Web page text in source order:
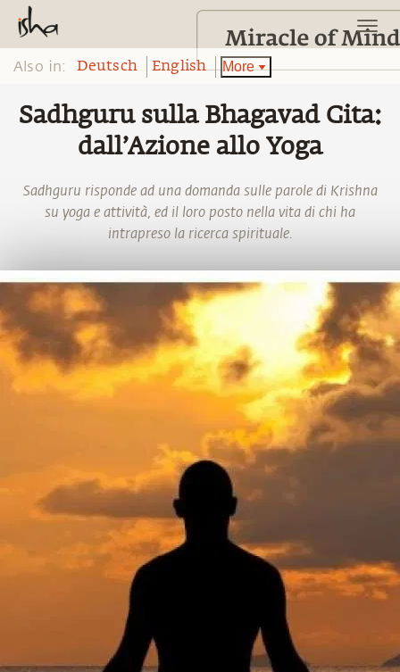
Also in: Deutsch English More
Sadhguru sulla Bhagavad Gita:
dall’Azione allo Yoga
Sadhguru risponde ad una domanda sulle parole di Krishna
su yoga e attività, ed il loro posto nella vita di chi ha
intrapreso la ricerca spirituale.